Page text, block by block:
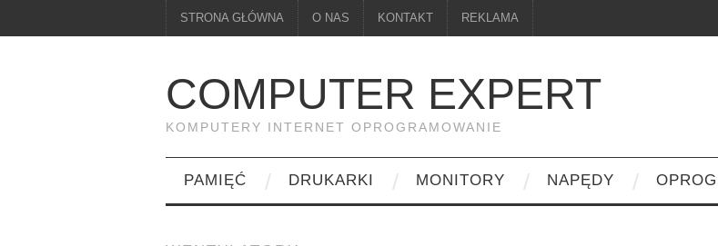
STRONA GŁÓWNA O NAS KONTAKT REKLAMA
COMPUTER EXPERT
KOMPUTERY INTERNET OPROGRAMOWANIE
PAMIĘĆ DRUKARKI MONITORY NAPĘDY